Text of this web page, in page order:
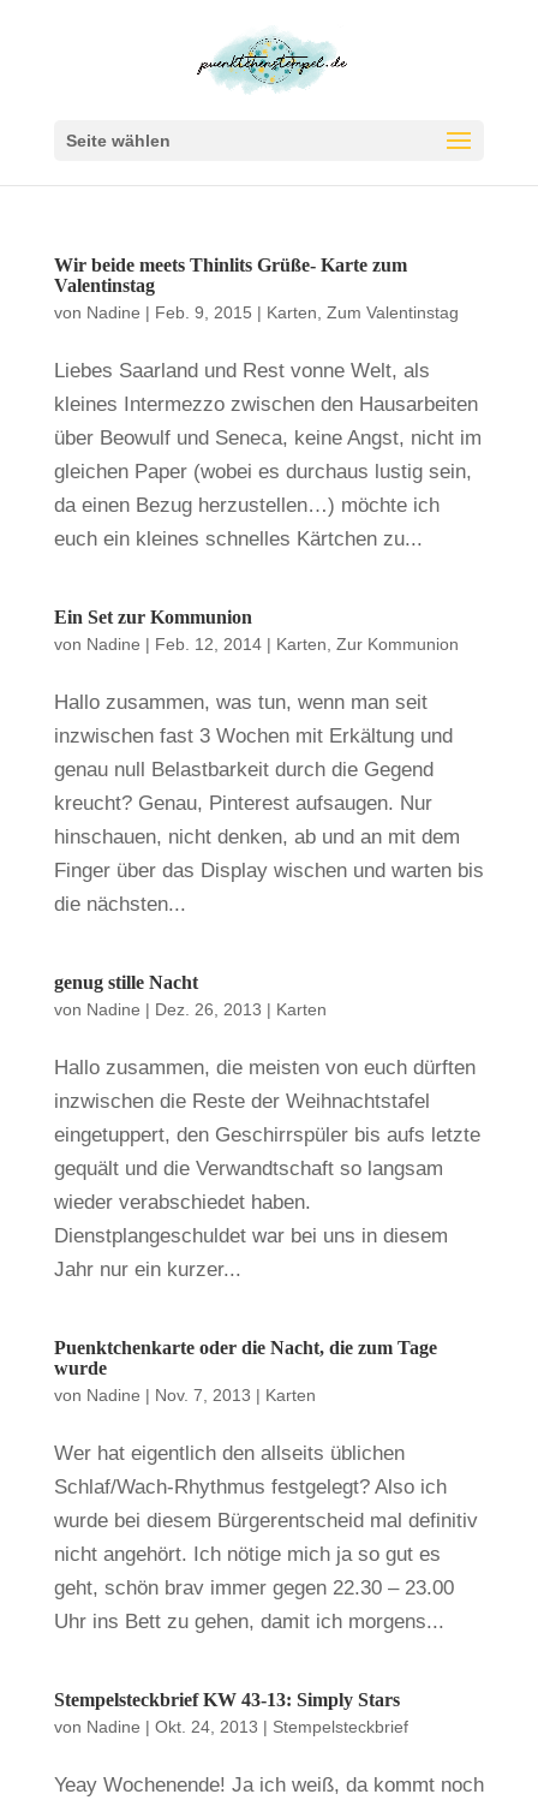
Seite wählen
Wir beide meets Thinlits Grüße- Karte zum
Valentinstag
von Nadine | Feb. 9, 2015 | Karten Zum Valentinstag
Liebes Saarland und Rest vonne Welt, als
kleines Intermezzo zwischen den Hausarbeiten
über Beowulf und Seneca, keine Angst, nicht im
gleichen Paper (wobei es durchaus lustig sein,
da einen Bezug herzustellen…) möchte ich
euch ein kleines schnelles Kärtchen zu...
Ein Set zur Kommunion
von Nadine | Feb. 12, 2014| Karten Zur Kommunion
Hallo zusammen, was tun, wenn man seit
inzwischen fast 3 Wochen mit Erkältung und
genau null Belastbarkeit durch die Gegend
kreucht? Genau, Pinterest aufsaugen. Nur
hinschauen, nicht denken, ab und an mit dem
Finger über das Display wischen und warten bis
die nächsten...
genug stille Nacht
von Nadine | Dez. 26, 2013 | Karten
Hallo zusammen, die meisten von euch dürften
inzwischen die Reste der Weihnachtstafel
eingetuppert, den Geschirrspüler bis aufs letzte
gequält und die Verwandtschaft so langsam
wieder verabschiedet haben.
Dienstplangeschuldet war bei uns in diesem
Jahr nur ein kurzer...
Puenktchenkarte oder die Nacht, die zum Tage
wurde
von Nadine | Nov. 7, 2013 | Karten
Wer hat eigentlich den allseits üblichen
Schlaf/Wach-Rhythmus festgelegt? Also ich
wurde bei diesem Bürgerentscheid mal definitiv
nicht angehört. Ich nötige mich ja so gut es
geht, schön brav immer gegen 22.30 – 23.00
Uhr ins Bett zu gehen, damit ich morgens...
Stempelsteckbrief KW 43-13: Simply Stars
von Nadine | Okt. 24, 2013 | Stempelsteckbrief
Yeay Wochenende! Ja ich weiß, da kommt noch